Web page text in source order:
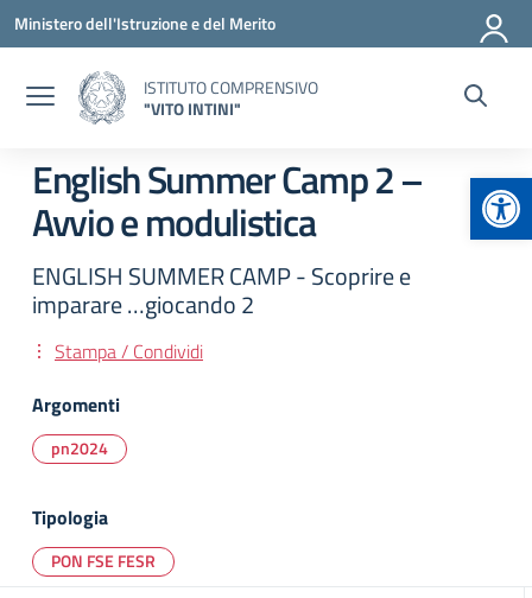
Vai ai contenuti
Vai al menu di navigazione
Vai al footer
Ministero dell'Istruzione e del Merito
ISTITUTO COMPRENSIVO
"VITO INTINI"
English Summer Camp 2 –
Avvio e modulistica
ENGLISH SUMMER CAMP - Scoprire e
imparare …giocando 2
Stampa / Condividi
Argomenti
pn2024
Tipologia
PON FSE FESR